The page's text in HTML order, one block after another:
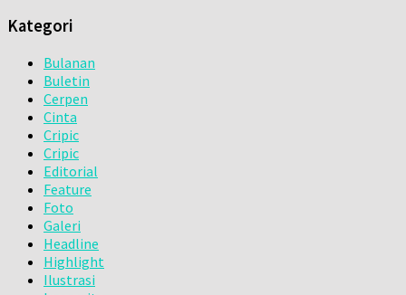
Kategori
Bulanan
Buletin
Cerpen
Cinta
Cripic
Cripic
Editorial
Feature
Foto
Galeri
Headline
Highlight
Ilustrasi